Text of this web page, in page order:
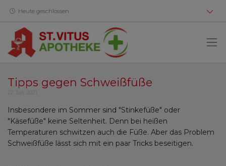
Heute geschlossen
Tipps gegen Schweißfüße
Insbesondere im Sommer sind "Stinkefüße" oder
"Käsefüße" keine Seltenheit. Denn bei heißen
Temperaturen schwitzen auch die Füße. Aber das Problem
Schweißfüße lässt sich mit ein paar Tricks beseitigen.